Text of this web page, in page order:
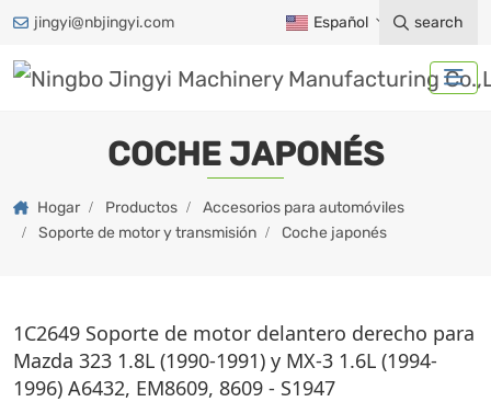
jingyi@nbjingyi.com Español search
COCHE JAPONÉS
Hogar Productos
Accesorios para automóviles
Soporte de motor y transmisión
Coche japonés
1C2649 Soporte de motor delantero derecho para
Mazda 323 1.8L (1990-1991) y MX-3 1.6L (1994-
1996) A6432, EM8609, 8609 - S1947